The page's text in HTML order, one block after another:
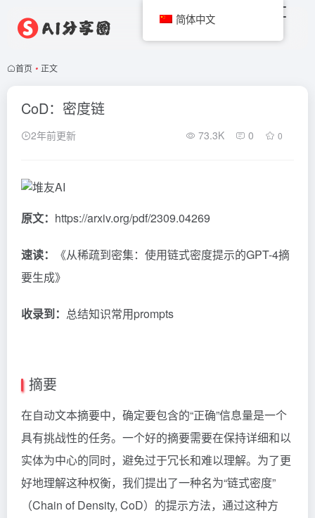
首页 • 正文
CoD：密度链
2年前更新 73.3K 0 0
原文： https://arxiv.org/pdf/2309.04269
速读：
《从稀疏到密集：使用链式密度提示的GPT-4摘
要生成》
收录到： 总结知识常用prompts
摘要
在自动文本摘要中，确定要包含的“正确”信息量是一个
具有挑战性的任务。一个好的摘要需要在保持详细和以
实体为中心的同时，避免过于冗长和难以理解。为了更
好地理解这种权衡，我们提出了一种名为“链式密度”
（Chain of Density, CoD）的提示方法，通过这种方
简体中文